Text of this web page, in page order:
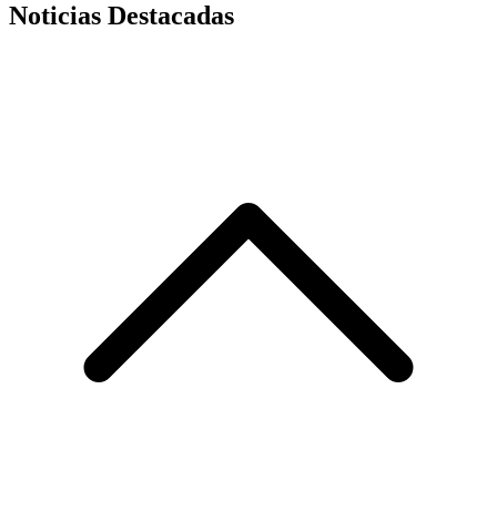
Noticias Destacadas